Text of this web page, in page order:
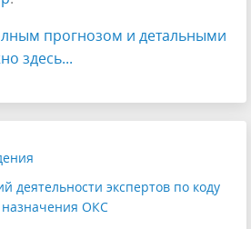
прогнозом и детальными
здесь...
деятельности экспертов по коду
ОКС